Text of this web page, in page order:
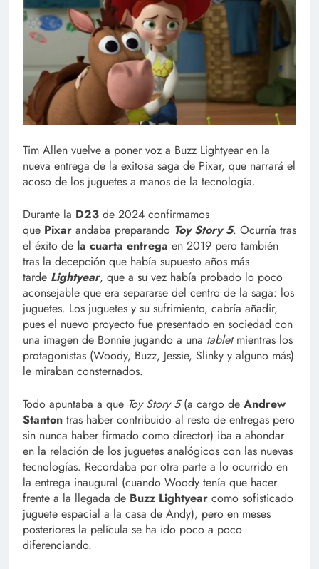
Tim Allen vuelve a poner voz a Buzz Lightyear en la
nueva entrega de la exitosa saga de Pixar, que narrará el
acoso de los juguetes a manos de la tecnología.
Durante la D23 de 2024 confirmamos
que Pixar andaba preparando Toy Story 5. Ocurría tras
el éxito de la cuarta entrega en 2019 pero también
tras la decepción que había supuesto años más
tarde Lightyear, que a su vez había probado lo poco
aconsejable que era separarse del centro de la saga: los
juguetes. Los juguetes y su sufrimiento, cabría añadir,
pues el nuevo proyecto fue presentado en sociedad con
una imagen de Bonnie jugando a una tabletmientras los
protagonistas (Woody, Buzz, Jessie, Slinky y alguno más)
le miraban consternados.
Todo apuntaba a que Toy Story 5(a cargo de Andrew
Stanton tras haber contribuido al resto de entregas pero
sin nunca haber firmado como director) iba a ahondar
en la relación de los juguetes analógicos con las nuevas
tecnologías. Recordaba por otra parte a lo ocurrido en
la entrega inaugural (cuando Woody tenía que hacer
frente a la llegada de Buzz Lightyear como sofisticado
juguete espacial a la casa de Andy), pero en meses
posteriores la película se ha ido poco a poco
diferenciando.